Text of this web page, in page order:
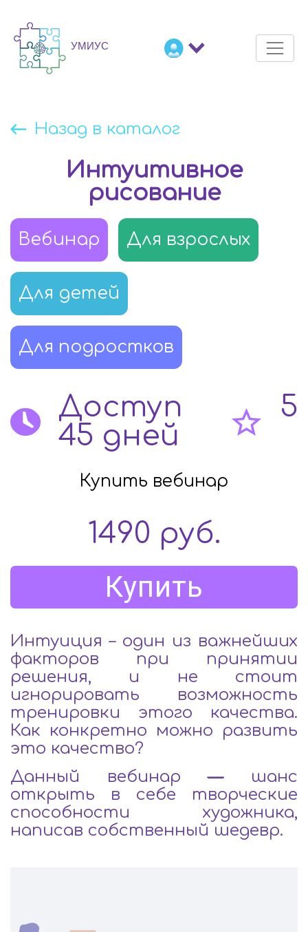
Назад в каталог
Интуитивное
рисование
Вебинар Для взрослых
Для детей
Для подростков
Доступ
45 дней
5
Купить вебинар
1490 руб.
Купить
Интуиция – один из важнейших
факторов при принятии
решения, и не стоит
игнорировать возможность
тренировки этого качества.
Как конкретно можно развить
это качество?
Данный вебинар—шанс
открыть в себе творческие
способности художника,
написав собственный шедевр.